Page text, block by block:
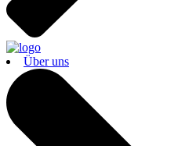
Über uns